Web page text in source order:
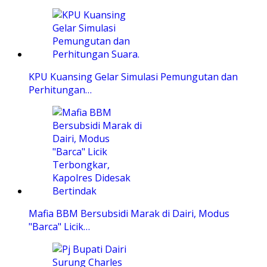
KPU Kuansing Gelar Simulasi Pemungutan dan
Perhitungan…
Mafia BBM Bersubsidi Marak di Dairi, Modus
"Barca" Licik…